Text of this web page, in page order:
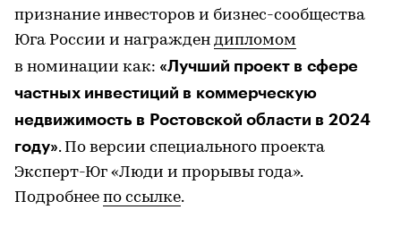
признание инвесторов и бизнес-сообщества
Юга России и награжден дипломом
в номинации как: «Лучший проект в сфере
частных инвестиций в коммерческую
недвижимость в Ростовской области в 2024
году». По версии специального проекта
Эксперт-Юг «Люди и прорывы года».
Подробнее по ссылке.